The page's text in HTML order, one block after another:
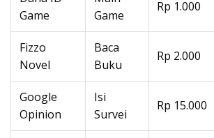
Game
Game
Rp 1.000
Fizzo
Novel
Baca
Buku
Rp 2.000
Google
Opinion
Isi
Survei
Rp 15.000